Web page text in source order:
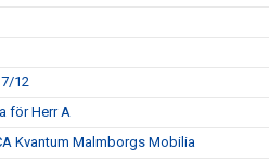
12
för Herr A
Kvantum Malmborgs Mobilia